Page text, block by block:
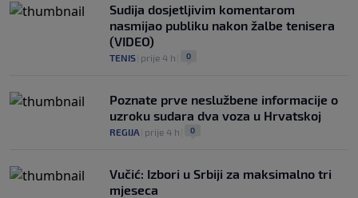
Sudija dosjetljivim komentarom
nasmijao publiku nakon žalbe tenisera
(VIDEO)
TENIS prije 4 h 0
Poznate prve neslužbene informacije o
uzroku sudara dva voza u Hrvatskoj
REGIJA prije 4 h 0
Vučić: Izbori u Srbiji za maksimalno tri
mjeseca